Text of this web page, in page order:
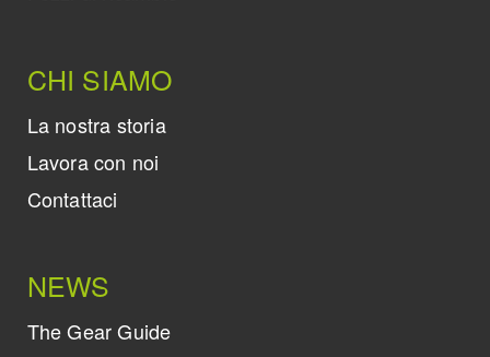
CHI SIAMO
La nostra storia
Lavora con noi
Contattaci
NEWS
The Gear Guide